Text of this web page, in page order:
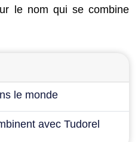
le nom qui se combine
le monde
avec Tudorel